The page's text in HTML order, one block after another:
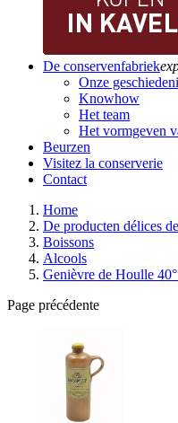
De conservenfabriek
Onze
Knowhow
Het team
Het vormgeven
Beurzen
Visitez la conserverie
Contact
Home
De producten délices
Boissons
Alcools
Genièvre de Houlle
Page précédente